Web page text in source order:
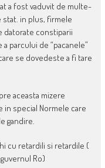
a fost vaduvit de multe-
stat. in plus, firmele
datorate constiparii
parcului de “pacanele”
se dovedeste a fi tare
aceasta mizere
in special Normele care
gandire.
cu retardili si retardile (
Ro)